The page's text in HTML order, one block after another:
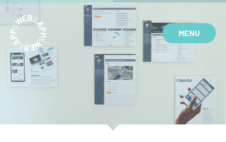
MENU